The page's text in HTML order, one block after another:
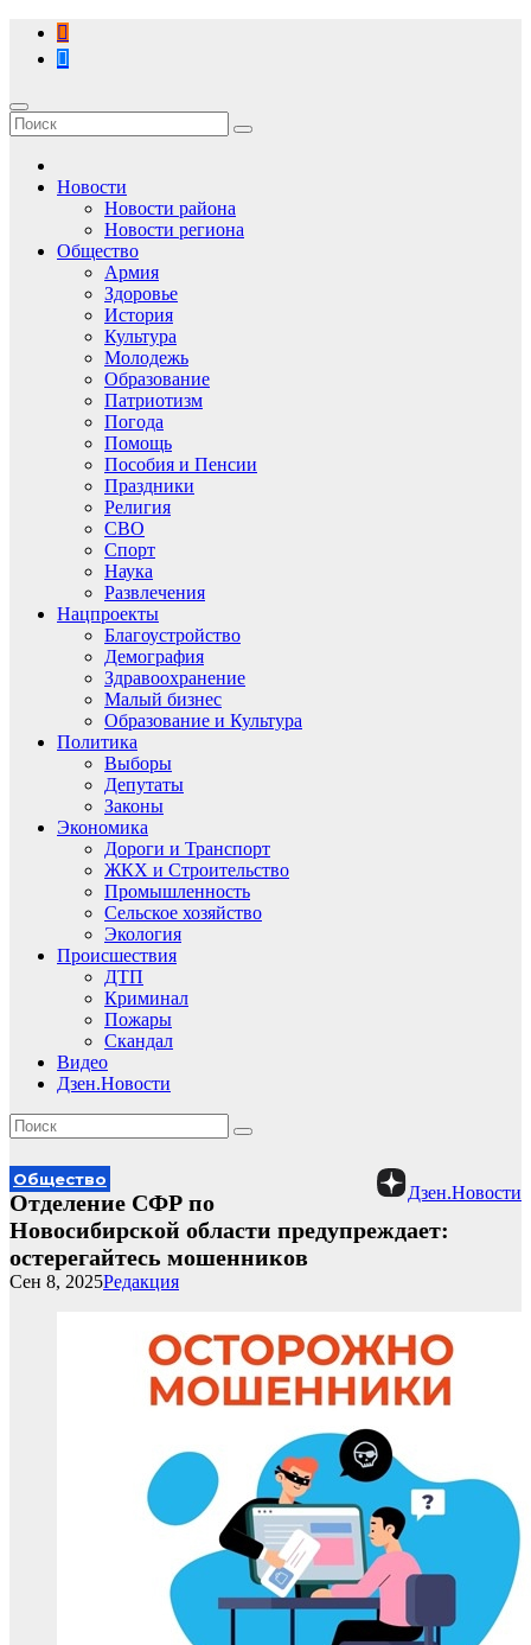
Перейти
содержимому
Новости
Новости района
Новости региона
Общество
Армия
Здоровье
История
Культура
Молодежь
Образование
Патриотизм
Погода
Помощь
Пособия и Пенсии
Праздники
Религия
СВО
Спорт
Наука
Развлечения
Нацпроекты
Благоустройство
Демография
Здравоохранение
Малый бизнес
Образование и Культура
Политика
Выборы
Депутаты
Законы
Экономика
Дороги и Транспорт
ЖКХ и Строительство
Промышленность
Сельское хозяйство
Экология
Происшествия
ДТП
Криминал
Пожары
Скандал
Видео
Дзен.Новости
Дзен.Новости
Общество
Отделение СФР по
Новосибирской области предупреждает:
остерегайтесь мошенников
Редакция
Сен 8, 2025